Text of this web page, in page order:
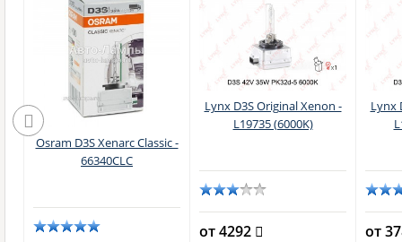
Osram D3S Xenarc Classic -
66340CLC
Lynx D3S Original Xenon -
L19735 (6000K)
от 4292
Lynx
от